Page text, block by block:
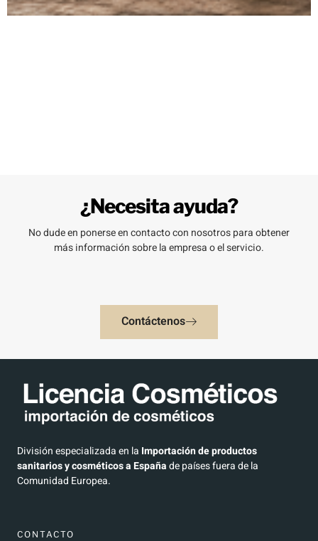
¿Necesita ayuda?
No dude en ponerse en contacto con nosotros para obtener
más información sobre la empresa o el servicio.
Contáctenos
División especializada en la Importación de productos
sanitarios y cosméticos a Españade países fuera de la
Comunidad Europea.
CONTACTO